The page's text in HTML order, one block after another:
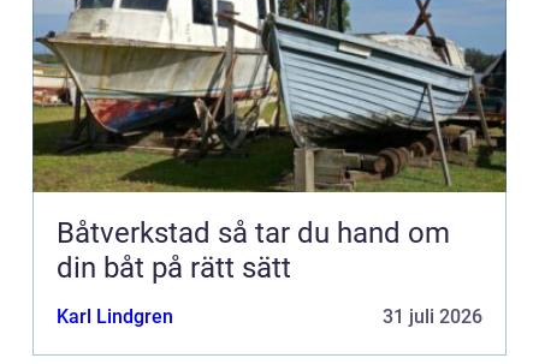
Båtverkstad så tar du hand om
din båt på rätt sätt
Karl Lindgren 31 juli 2026